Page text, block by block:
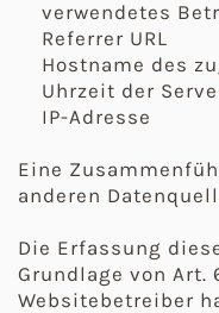
verwendetes
Referrer URL
Hostname des
Uhrzeit der
IP-Adresse
Eine
anderen
Die Erfassung
Grundlage von Art.
Websitebetreiber